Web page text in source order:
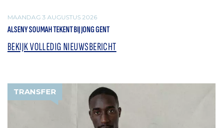
MAANDAG 3 AUGUSTUS 2026
ALSENY SOUMAH TEKENT BIJ JONG GENT
BEKIJK VOLLEDIG NIEUWSBERICHT
TRANSFER